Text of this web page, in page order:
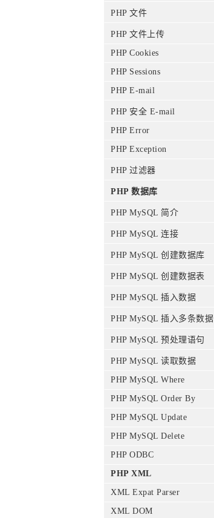
PHP 文件
PHP 文件上传
PHP Cookies
PHP Sessions
PHP E-mail
PHP 安全 E-mail
PHP Error
PHP Exception
PHP 过滤器
PHP 数据库
PHP MySQL 简介
PHP MySQL 连接
PHP MySQL 创建数据库
PHP MySQL 创建数据表
PHP MySQL 插入数据
PHP MySQL 插入多条数据
PHP MySQL 预处理语句
PHP MySQL 读取数据
PHP MySQL Where
PHP MySQL Order By
PHP MySQL Update
PHP MySQL Delete
PHP ODBC
PHP XML
XML Expat Parser
XML DOM